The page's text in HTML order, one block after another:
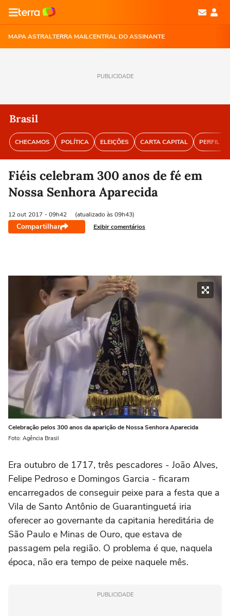
MAPA ASTRALTERRA MAILCENTRAL DO ASSINANTE
PUBLICIDADE
Brasil
CHECAMOS POLÍTICA ELEIÇÕES CARTA CAPITAL PERFIL
Fiéis celebram 300 anos de fé em
Nossa Senhora Aparecida
12 out 2017 - 09h42 (atualizado às 09h43)
Compartilhar Exibir comentários
Celebração pelos 300 anos da aparição de Nossa Senhora Aparecida
Foto: Agência Brasil
Era outubro de 1717, três pescadores - João Alves,
Felipe Pedroso e Domingos Garcia - ficaram
encarregados de conseguir peixe para a festa que a
Vila de Santo Antônio de Guarantinguetá iria
oferecer ao governante da capitania hereditária de
São Paulo e Minas de Ouro, que estava de
passagem pela região. O problema é que, naquela
época, não era tempo de peixe naquele mês.
PUBLICIDADE